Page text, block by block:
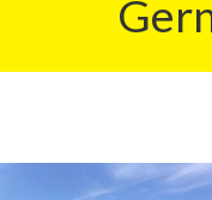
Gerne